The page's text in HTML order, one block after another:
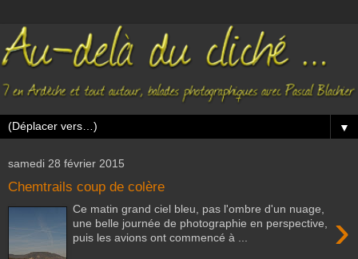
▼
samedi 28 février 2015
Chemtrails coup de colère
›
Ce matin grand ciel bleu, pas l'ombre d'un nuage,
une belle journée de photographie en perspective,
puis les avions ont commencé à ...